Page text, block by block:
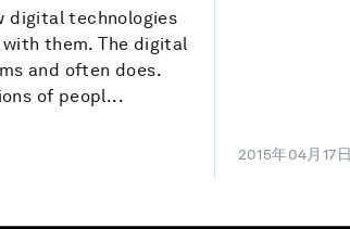
digital technologies
them. The digital
and often does.
of peopl...
2015年04月17日